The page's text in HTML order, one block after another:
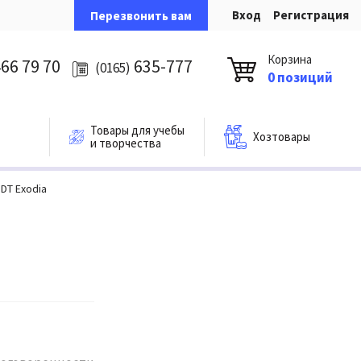
Перезвонить вам Вход Регистрация
79 70 (0165) 635-777 Корзина
0 позиций
Товары для учебы
и творчества
Хозтовары
Exodia